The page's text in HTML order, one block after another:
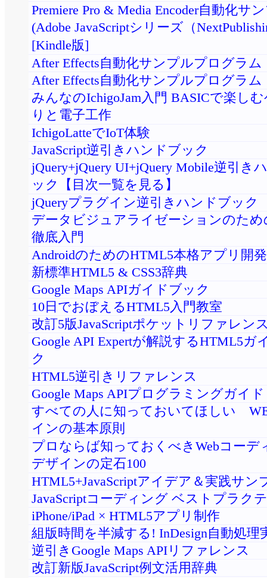
Premiere Pro & Media Encoder自動化サ
(Adobe JavaScriptシリーズ（
[Kindle版]
After Effects自動化サンプルプログラム
After Effects自動化サンプルプログラム
みんなのIchigoJam入門 BASICで楽し
りと電子工作
IchigoLatteでIoT体験
JavaScript逆引きハンドブック
jQuery+jQuery UI+jQuery Mobile逆引き
ック
【目次一覧を見る】
jQueryプラグイン逆引きハンドブック
データビジュアライゼーションのため
徹底入門
AndroidのためのHTML5本格アプリ開発
新標準HTML5 & CSS3辞典
Google Maps APIガイドブック
10日でおぼえるHTML5入門教室
改訂5版JavaScriptポケットリファレン
Google API Expertが解説するHTML5ガ
ク
HTML5逆引きリファレンス
Google Maps APIプログラミングガイド
すべての人に知っておいてほしい
インの基本原則
プロならば知っておくべきWebコーデ
デザインの定石100
HTML5+JavaScriptアイデア＆実践サン
JavaScriptコーディング ベストプラク
iPhone/iPad × HTML5アプリ制作
組版時間を半減する! InDesign自動処理
逆引きGoogle Maps APIリファレンス
改訂新版JavaScript例文活用辞典